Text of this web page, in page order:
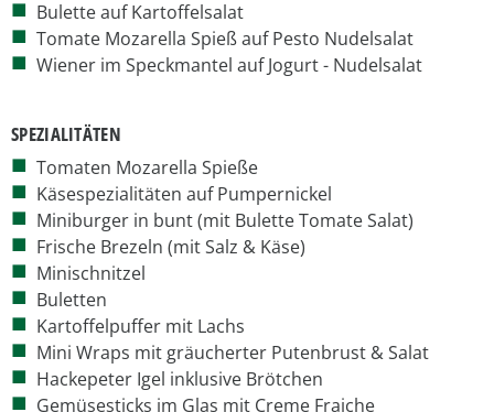
Bulette auf Kartoffelsalat
Tomate Mozarella Spieß auf Pesto Nudelsalat
Wiener im Speckmantel auf Jogurt - Nudelsalat
SPEZIALITÄTEN
Tomaten Mozarella Spieße
Käsespezialitäten auf Pumpernickel
Miniburger in bunt (mit Bulette Tomate Salat)
Frische Brezeln (mit Salz & Käse)
Minischnitzel
Buletten
Kartoffelpuffer mit Lachs
Mini Wraps mit gräucherter Putenbrust & Salat
Hackepeter Igel inklusive Brötchen
Gemüsesticks im Glas mit Creme Fraiche